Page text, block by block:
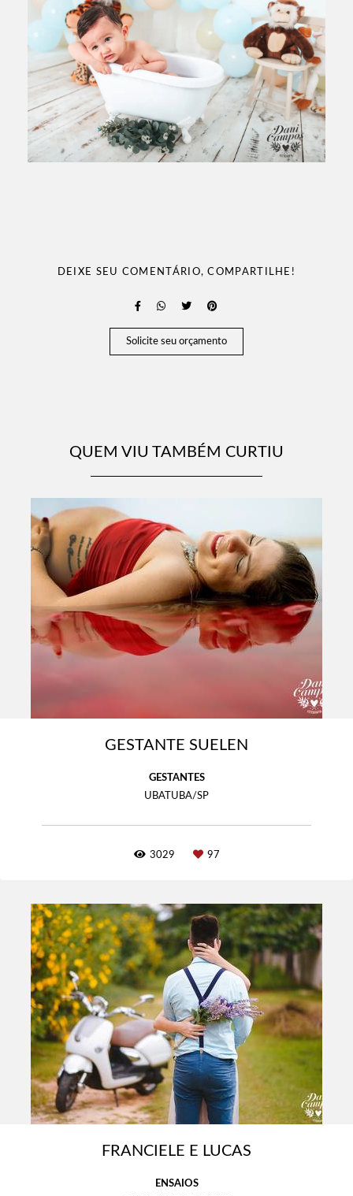
DEIXE SEU COMENTÁRIO, COMPARTILHE!
Solicite seu orçamento
QUEM VIU TAMBÉM CURTIU
GESTANTE SUELEN
GESTANTES
UBATUBA/SP
3029 97
FRANCIELE E LUCAS
ENSAIOS